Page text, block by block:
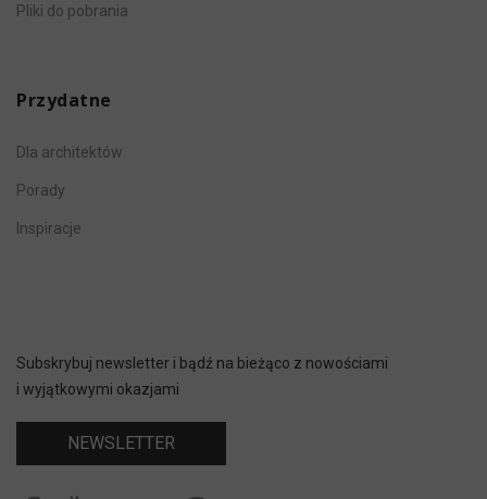
Pliki do pobrania
Przydatne
Dla architektów
Porady
Inspiracje
Subskrybuj newsletter i bądź na bieżąco z nowościami
i wyjątkowymi okazjami
NEWSLETTER